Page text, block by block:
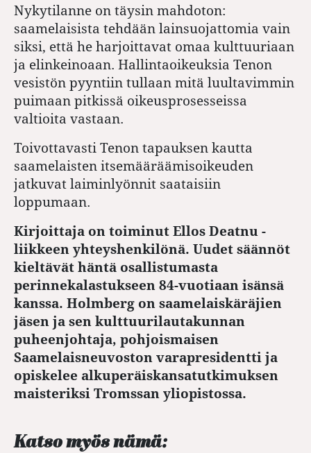
Nykytilanne on täysin mahdoton:
saamelaisista tehdään lainsuojattomia vain
siksi, että he harjoittavat omaa kulttuuriaan
ja elinkeinoaan. Hallintaoikeuksia Tenon
vesistön pyyntiin tullaan mitä luultavimmin
puimaan pitkissä oikeusprosesseissa
valtioita vastaan.
Toivottavasti Tenon tapauksen kautta
saamelaisten itsemääräämisoikeuden
jatkuvat laiminlyönnit saataisiin
loppumaan.
Kirjoittaja on toiminut Ellos ­Deatnu -
liikkeen yhteyshenkilönä. Uudet säännöt
kieltävät häntä osallistumasta
perinnekalastukseen 84-vuotiaan isänsä
kanssa. Holmberg on saamelaiskäräjien
jäsen ja sen kulttuurilautakunnan
puheenjohtaja, pohjoismaisen
Saamelaisneuvoston varapresidentti ja
opiskelee alkuperäiskansatutkimuksen
maisteriksi Tromssan yliopistossa.
Katso myös nämä: